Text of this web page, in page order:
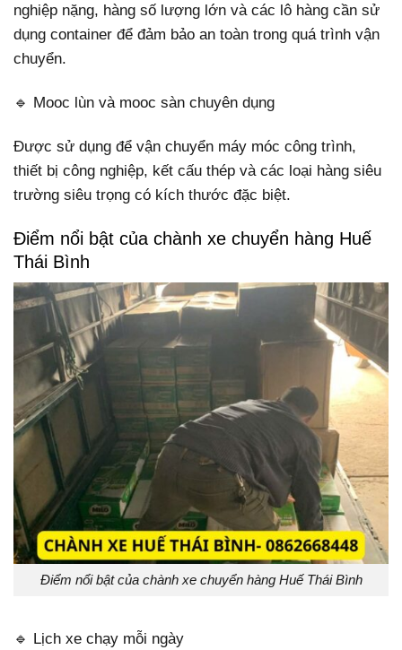
nghiệp nặng, hàng số lượng lớn và các lô hàng cần sử
dụng container để đảm bảo an toàn trong quá trình vận
chuyển.
🔹 Mooc lùn và mooc sàn chuyên dụng
Được sử dụng để vận chuyển máy móc công trình,
thiết bị công nghiệp, kết cấu thép và các loại hàng siêu
trường siêu trọng có kích thước đặc biệt.
Điểm nổi bật của chành xe chuyển hàng Huế
Thái Bình
Điểm nổi bật của chành xe chuyển hàng Huế Thái Bình
🔹 Lịch xe chạy mỗi ngày